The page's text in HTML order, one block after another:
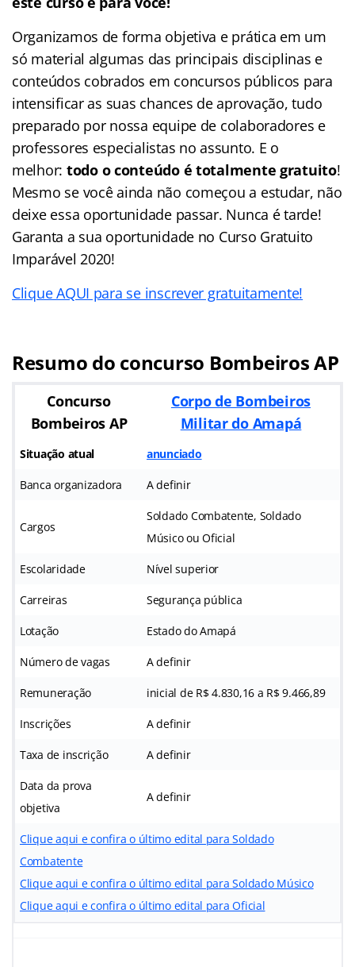
Organizamos de forma objetiva e prática em um
só material algumas das principais disciplinas e
conteúdos cobrados em concursos públicos para
intensificar as suas chances de aprovação, tudo
preparado por nossa equipe de colaboradores e
professores especialistas no assunto. E o
melhor: todo o conteúdo é totalmente gratuito!
Mesmo se você ainda não começou a estudar, não
deixe essa oportunidade passar. Nunca é tarde!
Garanta a sua oportunidade no Curso Gratuito
Imparável 2020!
Clique AQUI para se inscrever gratuitamente!
Resumo do concurso Bombeiros AP
Concurso
Bombeiros AP
Corpo de Bombeiros
Militar do Amapá
Situação atual anunciado
Banca organizadora A definir
Cargos
Soldado Combatente, Soldado
Músico ou Oficial
Escolaridade Nível superior
Carreiras Segurança pública
Lotação Estado do Amapá
Número de vagas A definir
Remuneração inicial de R$ 4.830,16 a R$ 9.466,89
Inscrições A definir
Taxa de inscrição A definir
Data da prova
objetiva
A definir
Clique aqui e confira o último edital para Soldado
Combatente
Clique aqui e confira o último edital para Soldado Músico
Clique aqui e confira o último edital para Oficial